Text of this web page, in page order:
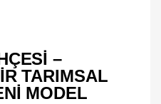
–
TARIMSAL
MODEL